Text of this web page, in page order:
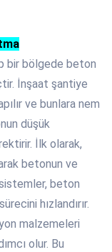
bir bölgede beton
İnşaat şantiye
ve bunlara nem
düşük
İlk olarak,
betonun ve
beton
hızlandırır.
malzemeleri
olur. Bu